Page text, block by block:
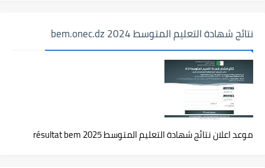
نتائج شهادة التعليم المتوسط 2024 bem.onec.dz
موعد اعلان نتائج شهادة التعليم المتوسط 2025 résultat bem